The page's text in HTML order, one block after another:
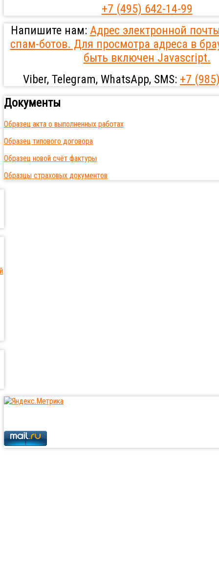
+7 (495) 642-14-99
Напишите нам: Адрес электронной
спам-ботов. Для просмотра адреса в
быть включен Javascript.
Viber, Telegram, WhatsApp, SMS: +7
Документы
Образец акта о выполненных работах
Образец типового договора
Образец новой счёт фактуры
Образцы страховых документов